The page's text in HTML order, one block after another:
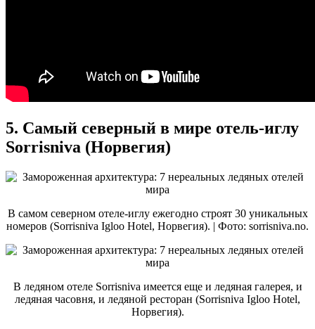
5. Самый северный в мире отель-иглу
Sorrisniva (Норвегия)
В самом северном отеле-иглу ежегодно строят 30 уникальных
номеров (Sorrisniva Igloo Hotel, Норвегия). | Фото: sorrisniva.no.
В ледяном отеле Sorrisniva имеется еще и ледяная галерея, и
ледяная часовня, и ледяной ресторан (Sorrisniva Igloo Hotel,
Норвегия).